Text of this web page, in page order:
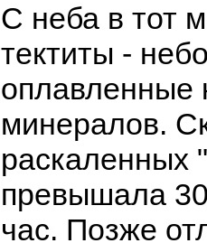
С неба в тот
тектиты -
оплавленные
минералов.
раскаленных
превышала
час. Позже